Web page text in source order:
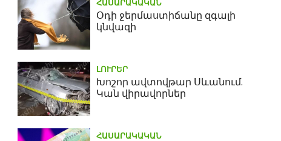
ՀԱՍԱՐԱԿԱԿԱՆ
Օդի ջերմաստիճանը զգալի
կնվազի
ԼՈՒՐԵՐ
Խոշոր ավտովթար Սևանում.
Կան վիրավորներ
ՀԱՍԱՐԱԿԱԿԱՆ